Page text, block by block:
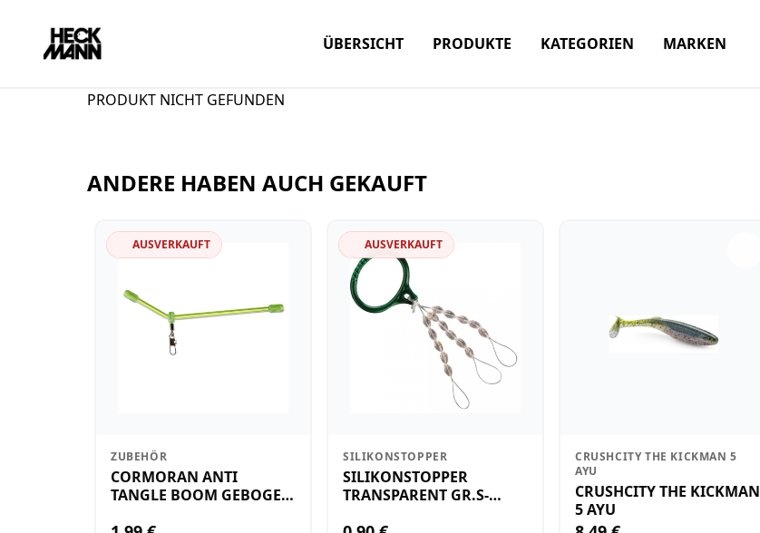
ÜBERSICHT PRODUKTE KATEGORIEN MARKEN
PRODUKT NICHT GEFUNDEN
ANDERE HABEN AUCH GEKAUFT
AUSVERKAUFT
ZUBEHÖR
CORMORAN ANTI
TANGLE BOOM GEBOGEN
AUSVERKAUFT
SILIKONSTOPPER
SILIKONSTOPPER
TRANSPARENT GR.S-
CRUSHCITY THE KICKMAN 5
AYU
CRUSHCITY THE KICKMAN
5 AYU